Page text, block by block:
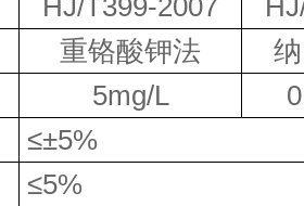
HJ/T399-2007
重铬酸钾法
5mg/L
≤±5%
≤5%